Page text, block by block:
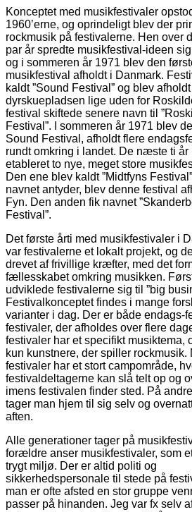
Konceptet med musikfestivaler
1960’erne, og oprindeligt blev der
rockmusik på festivalerne. Hen over
par år spredte musikfestival-ideen
og i sommeren år 1971 blev den
musikfestival afholdt i Danmark.
kaldt ”Sound Festival” og blev
dyrskuepladsen lige uden for
festival skiftede senere navn til
Festival”. I sommeren år 1971 blev
Sound Festival, afholdt flere
rundt omkring i landet. De næste ti år
etableret to nye, meget store
Den ene blev kaldt ”Midtfyns
navnet antyder, blev denne festival
Fyn. Den anden fik navnet
Festival”.
Det første årti med musikfestivaler i
var festivalerne et lokalt projekt, og
drevet af frivillige kræfter, med det
fællesskabet omkring musikken.
udviklede festivalerne sig til ”big
Festivalkonceptet findes i mange
varianter i dag. Der er både endags-
festivaler, der afholdes over flere
festivaler har et specifikt musiktema,
kun kunstnere, der spiller rockmusik.
festivaler har et stort campområde,
festivaldeltagerne kan slå telt op og
imens festivalen finder sted. På
tager man hjem til sig selv og
aften.
Alle generationer tager på
forældre anser musikfestivaler, som
trygt miljø. Der er altid politi og
sikkerhedspersonale til stede på
man er ofte afsted en stor gruppe
passer på hinanden. Jeg var fx selv